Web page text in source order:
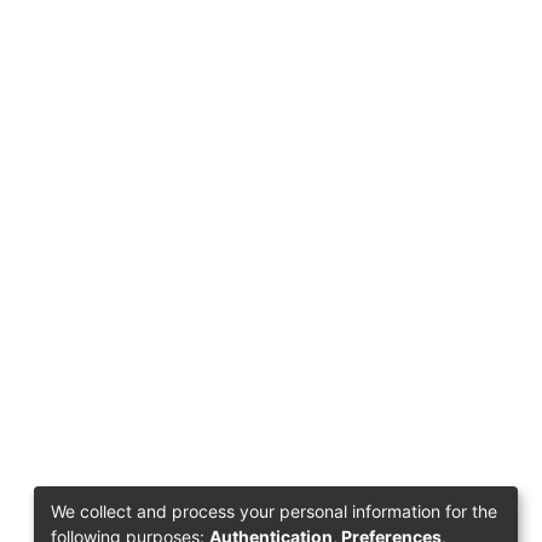
We collect and process your personal information for the
following purposes: Authentication, Preferences,